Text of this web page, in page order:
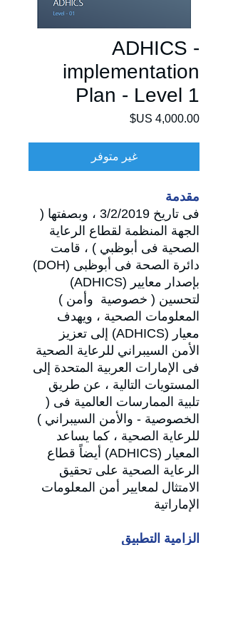
ADHICS -
implementation
Plan - Level 1
السعر
غير متوفر
مقدمة
فى تاريخ 3/2/2019 ، وبصفتها (
الجهة المنظمة لقطاع الرعاية
الصحية فى أبوظبي ) ، قامت
دائرة الصحة فى أبوظبى (DOH)
بإصدار معايير (ADHICS)
لتحسين ( خصوصية وأمن )
المعلومات الصحية ، ويهدف
معيار (ADHICS)
إلى تعزيز
الأمن السيبراني للرعاية الصحية
فى الإمارات العربية المتحدة إلى
المستويات التالية ، عن طريق
تلبية الممارسات العالمية فى (
الخصوصية - والأمن السيبراني )
للرعاية الصحية ، كما يساعد
المعيار (ADHICS)
أيضاً قطاع
الرعاية الصحية على تحقيق
الامتثال لمعايير أمن المعلومات
الإماراتية
الزامية التطبيق